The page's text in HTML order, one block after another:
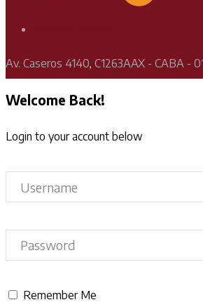
Av. Caseros 4140, C1263AAX - CABA -
Welcome Back!
Login to your account below
Remember Me